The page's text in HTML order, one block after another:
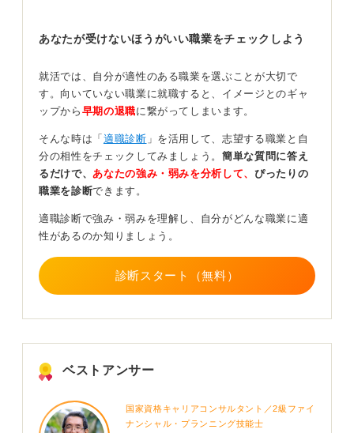
認定制度も判断材料に！ 休日が多い企業こそ実態を
むしろ、労働条件の中身だけでなく、職場の雰囲気や認
定制度に力を入れているかなども、判断材料の一つにな
たとえば、「えるぼし認定」や「くるみん認定」のよう
な女性活躍推進や子育てサポートに関する認定、あるい
は健康経営優良法人などの認定が挙げられます。
休日が多いからといって、1日の業務が楽とは限りませ
ん。かえって、そういった企業のほうが実態は厳しいと
いうケースもあるので、注意して確認しておきましょ
う。
あなたが受けないほうがいい職業をチェックしよう
就活では、自分が適性のある職業を選ぶことが大切で
す。向いていない職業に就職すると、イメージとのギャ
ップから 早期の退職に繋がってしまいます。
そんな時は「 適職診断 」を活用して、志望する職業と自
分の相性をチェックしてみましょう。簡単な質問に答え
るだけで、 あなたの強み・弱みを分析して、 ぴったりの
職業を診断できます。
適職診断で強み・弱みを理解し、自分がどんな職業に適
性があるのか知りましょう。
診断スタート（無料）
ベストアンサー
国家資格キャリアコンサルタント／2級ファイ
ナンシャル・プランニング技能士